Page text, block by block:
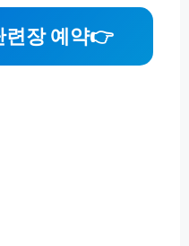
련장 예약👉